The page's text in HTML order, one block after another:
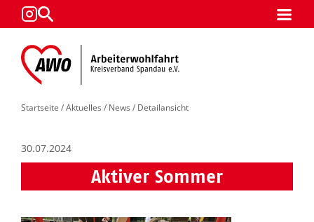
Startseite /Aktuelles / News / Detailansicht
30.07.2024
Aktiver Sommer